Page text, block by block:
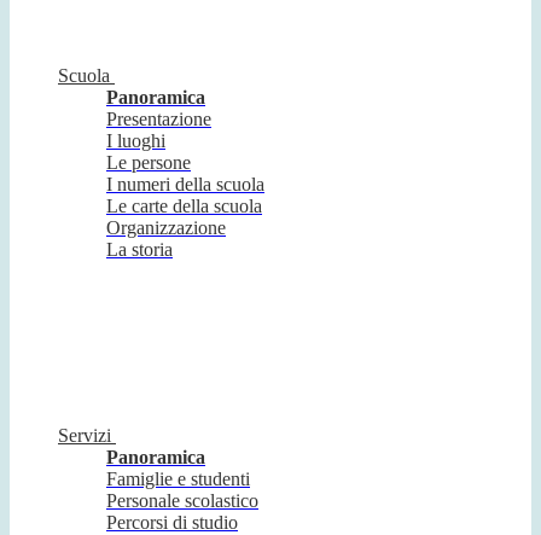
Scuola
Panoramica
Presentazione
I luoghi
Le persone
I numeri della scuola
Le carte della scuola
Organizzazione
La storia
Servizi
Panoramica
Famiglie e studenti
Personale scolastico
Percorsi di studio